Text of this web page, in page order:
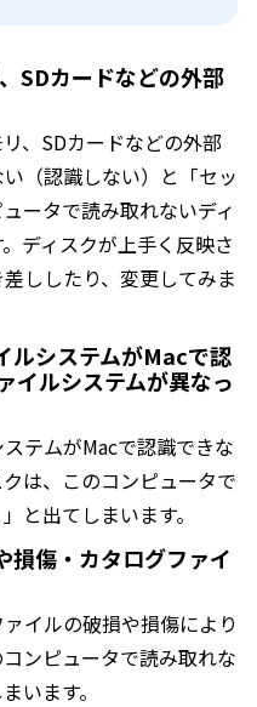
SDカードなどの外部
、SDカードなどの外部
（認識しない）と「セッ
ータで読み取れないディ
ディスクが上手く反映さ
ししたり、変更してみま
ルシステムがMacで認
イルシステムが異なっ
テムがMacで認識できな
は、このコンピュータで
と出てしまいます。
損傷・カタログファイ
イルの破損や損傷により
ンピュータで読み取れな
います。